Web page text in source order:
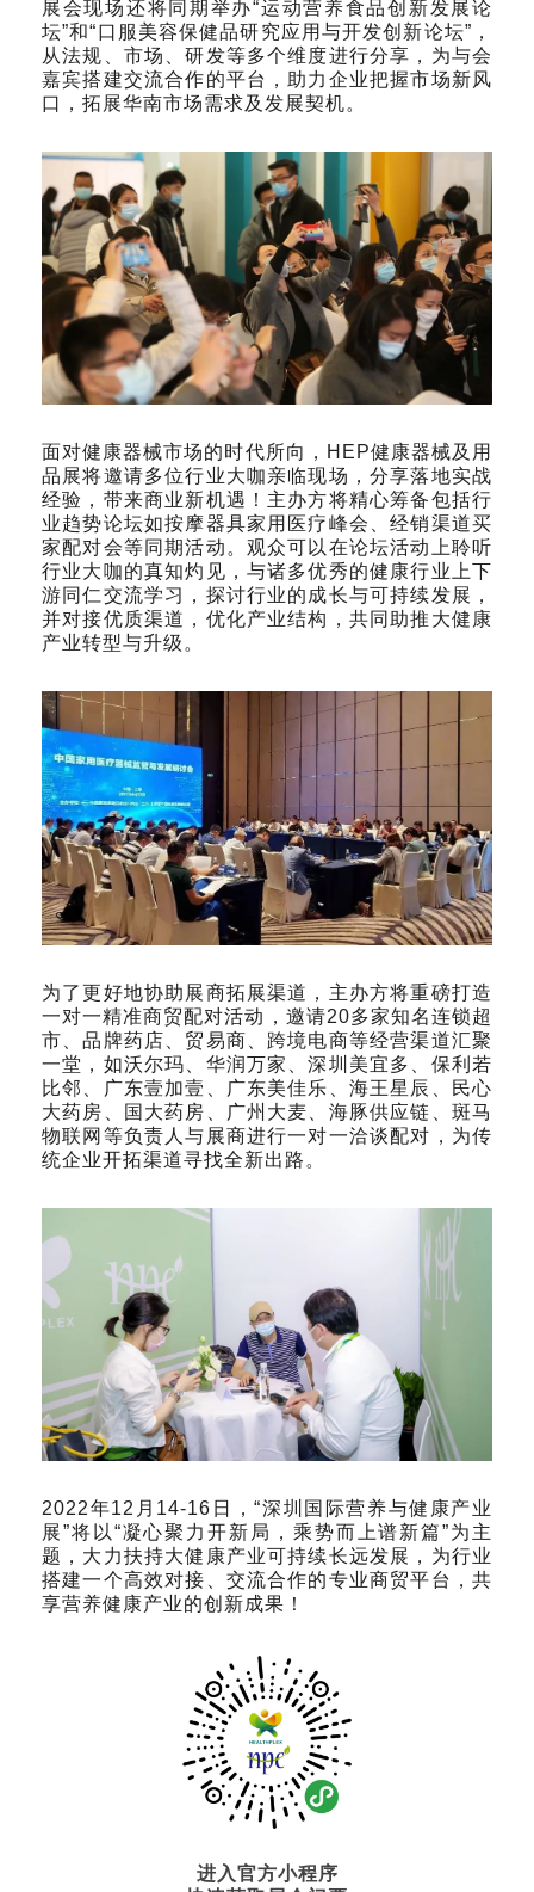
展会现场还将同期举办“运动营养食品创新发展论
坛”和“口服美容保健品研究应用与开发创新论坛”，
从法规、市场、研发等多个维度进行分享，为与会
嘉宾搭建交流合作的平台，助力企业把握市场新风
口，拓展华南市场需求及发展契机。
面对健康器械市场的时代所向，HEP健康器械及用
品展将邀请多位行业大咖亲临现场，分享落地实战
经验，带来商业新机遇！主办方将精心筹备包括行
业趋势论坛如按摩器具家用医疗峰会、经销渠道买
家配对会等同期活动。观众可以在论坛活动上聆听
行业大咖的真知灼见，与诸多优秀的健康行业上下
游同仁交流学习，探讨行业的成长与可持续发展，
并对接优质渠道，优化产业结构，共同助推大健康
产业转型与升级。
为了更好地协助展商拓展渠道，主办方将重磅打造
一对一精准商贸配对活动，邀请20多家知名连锁超
市、品牌药店、贸易商、跨境电商等经营渠道汇聚
一堂，如沃尔玛、华润万家、深圳美宜多、保利若
比邻、广东壹加壹、广东美佳乐、海王星辰、民心
大药房、国大药房、广州大麦、海豚供应链、斑马
物联网等负责人与展商进行一对一洽谈配对，为传
统企业开拓渠道寻找全新出路。
2022年12月14-16日，“深圳国际营养与健康产业
展”将以“凝心聚力开新局，乘势而上谱新篇”为主
题，大力扶持大健康产业可持续长远发展，为行业
搭建一个高效对接、交流合作的专业商贸平台，共
享营养健康产业的创新成果！
进入官方小程序